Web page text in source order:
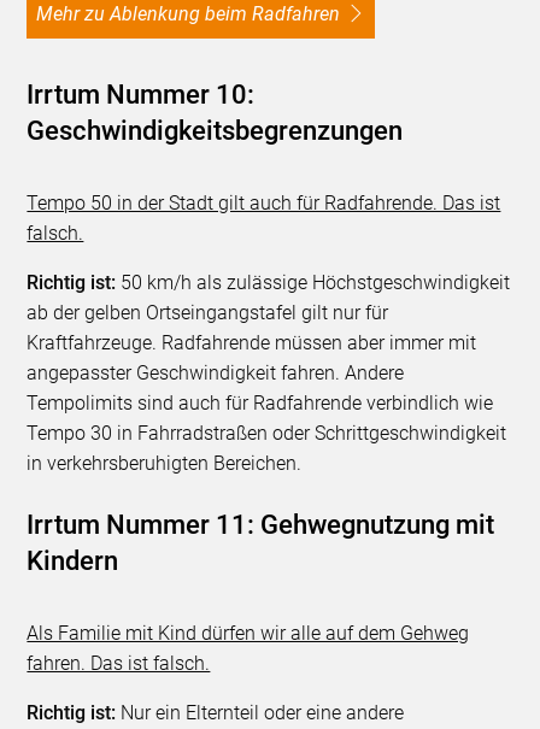
Mehr zu Ablenkung beim Radfahren
Irrtum Nummer 10:
Geschwindigkeitsbegrenzungen
Tempo 50 in der Stadt gilt auch für Radfahrende. Das ist
falsch.
Richtig ist: 50 km/h als zulässige Höchstgeschwindigkeit
ab der gelben Ortseingangstafel gilt nur für
Kraftfahrzeuge. Radfahrende müssen aber immer mit
angepasster Geschwindigkeit fahren. Andere
Tempolimits sind auch für Radfahrende verbindlich wie
Tempo 30 in Fahrradstraßen oder Schrittgeschwindigkeit
in verkehrsberuhigten Bereichen.
Irrtum Nummer 11: Gehwegnutzung mit
Kindern
Als Familie mit Kind dürfen wir alle auf dem Gehweg
fahren. Das ist falsch.
Richtig ist: Nur ein Elternteil oder eine andere